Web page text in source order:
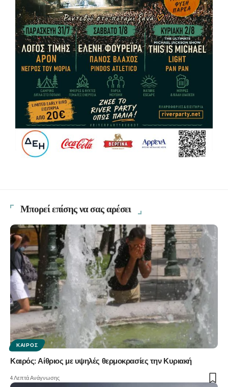
Μπορεί επίσης να σας αρέσει
ΚΑΙΡΌΣ
Καιρός: Αίθριος με υψηλές θερμοκρασίες την Κυριακή
4 Λεπτά Ανάγνωσης